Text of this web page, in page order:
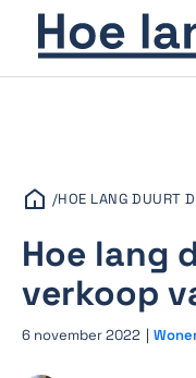
/HOE LANG DUURT
Hoe lang
verkoop
6 november 2022 |